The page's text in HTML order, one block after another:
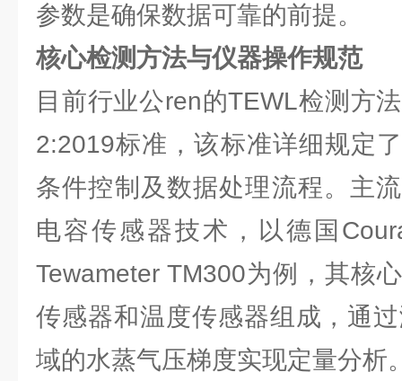
参数是确保数据可靠的前提。
核心检测方法与仪器操作规范
目前行业公ren的TEWL检测方
2:2019标准，该标准详细规定
条件控制及数据处理流程。主
电容传感器技术，以德国
Tewameter TM300为例，其核
传感器和温度传感器组成，通
域的水蒸气压梯度实现定量分析